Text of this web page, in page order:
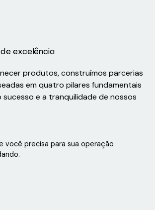
excelência
produtos, construímos parcerias
em quatro pilares fundamentais
sucesso e a tranquilidade de nossos
você precisa para sua operação